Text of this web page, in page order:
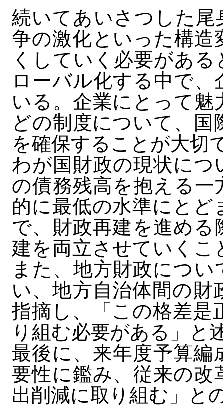
続いてあいさつした尾
争の激化といった構造
くしていく必要があ
ローバル化する中で
いる。企業にとって
どの制度について、
を確保することが大切
わが国財政の現状につ
の債務残高を抱える一
的に最低の水準にと
で、財政再建を進め
建を両立させていくこ
また、地方財政につ
い、地方自治体間の
指摘し、「この格差是
り組む必要がある」と
最後に、来年度予算編
要性に鑑み、従来の改
出削減に取り組む」と